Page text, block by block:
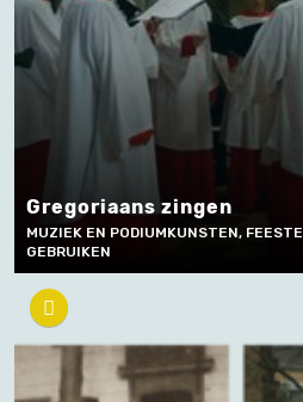
Gregoriaans zingen
MUZIEK EN PODIUMKUNSTEN,
GEBRUIKEN